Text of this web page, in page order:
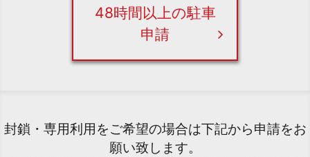
48時間以上の駐車
申請
封鎖・専用利用をご希望の場合は下記から申請をお
願い致します。